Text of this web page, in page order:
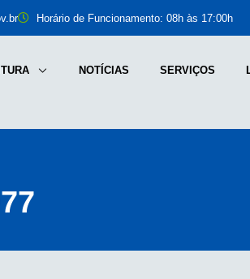
Horário de Funcionamento: 08h às 17:00h
NOTÍCIAS SERVIÇOS